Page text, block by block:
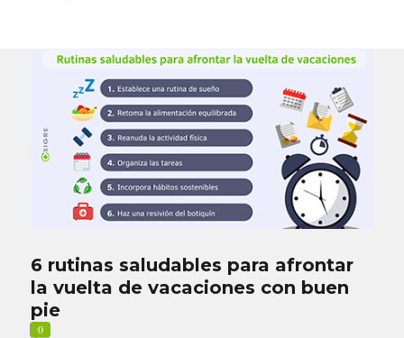
6 rutinas saludables para afrontar
la vuelta de vacaciones con buen
pie
0